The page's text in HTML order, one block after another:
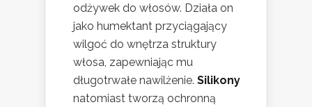
odżywek do włosów. Działa on
jako humektant przyciągający
wilgoć do wnętrza struktury
włosa, zapewniając mu
długotrwałe nawilżenie. Silikony
natomiast tworzą ochronną